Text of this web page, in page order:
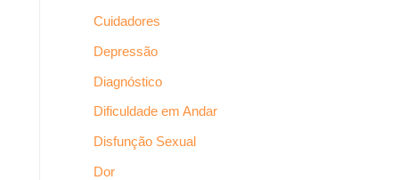
Cuidadores
Depressão
Diagnóstico
Dificuldade em Andar
Disfunção Sexual
Dor